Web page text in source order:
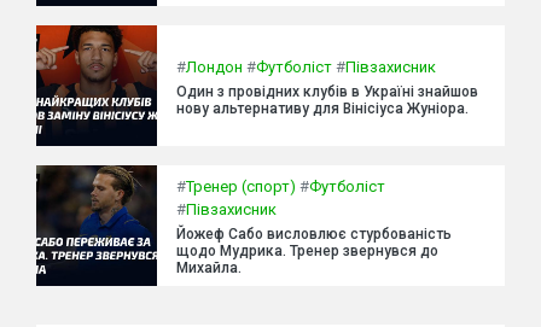
#Лондон #Футболіст #Півзахисник
Один з провідних клубів в Україні знайшов
нову альтернативу для Вінісіуса Жуніора.
#Тренер (спорт) #Футболіст
#Півзахисник
Йожеф Сабо висловлює стурбованість
щодо Мудрика. Тренер звернувся до
Михайла.